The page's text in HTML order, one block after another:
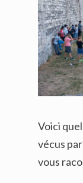
Voici
vécus
vous